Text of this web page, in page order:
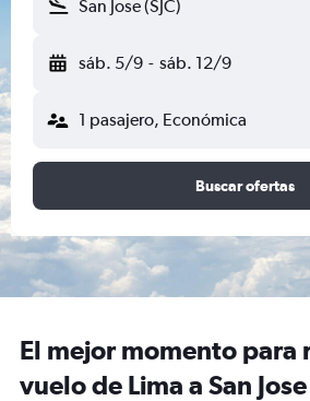
San Jose (SJC)
sáb. 5/9 - sáb. 12/9
1 pasajero, Económica
Buscar ofertas
El mejor momento para
vuelo de Lima a San Jose